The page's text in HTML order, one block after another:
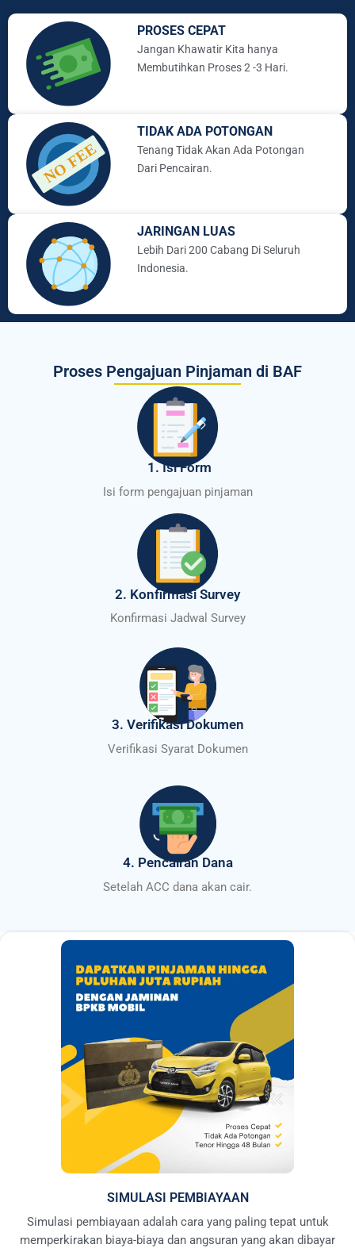
PROSES CEPAT
Jangan Khawatir Kita hanya
Membutihkan Proses 2 -3 Hari.
TIDAK ADA POTONGAN
Tenang Tidak Akan Ada Potongan
Dari Pencairan.
JARINGAN LUAS
Lebih Dari 200 Cabang Di Seluruh
Indonesia.
Proses Pengajuan Pinjaman di BAF
1. Isi Form
Isi form pengajuan pinjaman
2. Konfirmasi Survey
Konfirmasi Jadwal Survey
3. Verifikasi Dokumen
Verifikasi Syarat Dokumen
4. Pencairan Dana
Setelah ACC dana akan cair.
SIMULASI PEMBIAYAAN
Simulasi pembiayaan adalah cara yang paling tepat untuk
memperkirakan biaya-biaya dan angsuran yang akan dibayar